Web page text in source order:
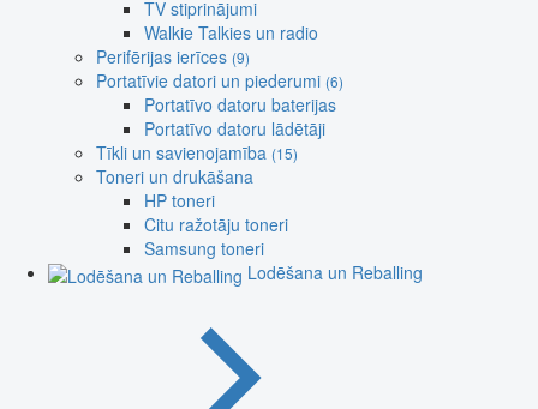
TV stiprinājumi
Walkie Talkies un radio
Perifērijas ierīces (9)
Portatīvie datori un piederumi (6)
Portatīvo datoru baterijas
Portatīvo datoru lādētāji
Tīkli un savienojamība (15)
Toneri un drukāšana
HP toneri
Citu ražotāju toneri
Samsung toneri
Lodēšana un Reballing